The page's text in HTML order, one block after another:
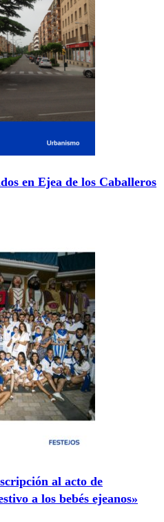
en Ejea de los Caballeros
al acto de
a los bebés ejeanos»